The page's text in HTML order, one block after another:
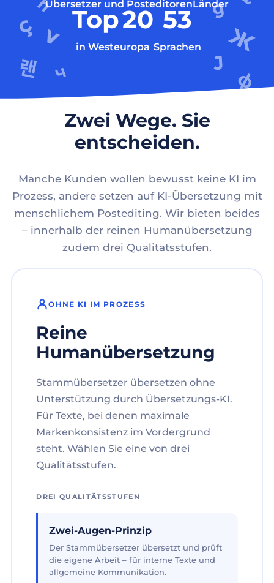
Übersetzer und PosteditorenLänder
Top20
in Westeuropa
53
Sprachen
Zwei Wege. Sie
entscheiden.
Manche Kunden wollen bewusst keine KI im
Prozess, andere setzen auf KI-Übersetzung mit
menschlichem Postediting. Wir bieten beides
– innerhalb der reinen Humanübersetzung
zudem drei Qualitätsstufen.
OHNE KI IM PROZESS
Reine
Humanübersetzung
Stammübersetzer übersetzen ohne
Unterstützung durch Übersetzungs-KI.
Für Texte, bei denen maximale
Markenkonsistenz im Vordergrund
steht. Wählen Sie eine von drei
Qualitätsstufen.
DREI QUALITÄTSSTUFEN
Zwei-Augen-Prinzip
Der Stammübersetzer übersetzt und prüft
die eigene Arbeit – für interne Texte und
allgemeine Kommunikation.